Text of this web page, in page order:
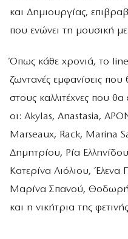
και Δημιουργίας,
που ενώνει τη μουσική
Όπως κάθε χρονιά, το
ζωντανές εμφανίσεις
στους καλλιτέχνες που
οι: Akylas, Anastasia,
Marseaux, Rack, Marina
Δημητρίου, Ρία
Κατερίνα Λιόλιου,
Μαρίνα Σπανού,
και η νικήτρια της